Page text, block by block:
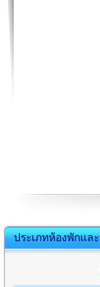
ประเภทห้องพักแล